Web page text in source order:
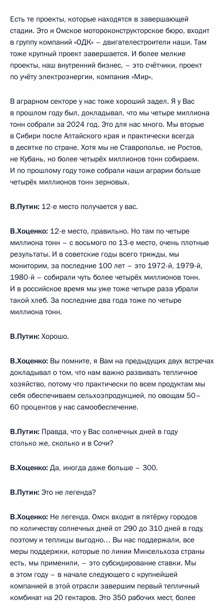
Есть те проекты, которые находятся в завершающей
стадии. Это и Омское мотороконструкторское бюро, входит
в группу компаний «ОДК» – двигателестроители наши. Там
тоже крупный проект завершается. И более мелкие
проекты, наш внутренний бизнес, – это счётчики, проект
по учёту электроэнергии, компания «Мир».
В аграрном секторе у нас тоже хороший задел. Я у Вас
в прошлом году был, докладывал, что мы четыре миллиона
тонн собрали за 2024 год. Это для нас много. Мы вторые
в Сибири после Алтайского края и практически всегда
в десятке по стране. Хотя мы не Ставрополье, не Ростов,
не Кубань, но более четырёх миллионов тонн собираем.
И по прошлому году тоже собрали наши аграрии больше
четырёх миллионов тонн зерновых.
В.Путин: 12-е место получается у вас.
В.Хоценко: 12-е место, правильно. Но там по четыре
миллиона тонн – с восьмого по 13-е место, очень плотные
результаты. И в советские годы всего трижды, мы
мониторим, за последние 100 лет – это 1972-й, 1979-й,
1980-й – собирали чуть более четырёх миллионов тонн.
И в российское время мы уже тоже четыре раза убрали
такой хлеб. За последние два года тоже по четыре
миллиона тонн.
В.Путин: Хорошо.
В.Хоценко: Вы помните, я Вам на предыдущих двух встречах
докладывал о том, что нам важно развивать тепличное
хозяйство, потому что практически по всем продуктам мы
себя обеспечиваем сельхозпродукцией, по овощам 50–
60 процентов у нас самообеспечение.
В.Путин: Правда, что у Вас солнечных дней в году
столько же, сколько и в Сочи?
В.Хоценко: Да, иногда даже больше – 300.
В.Путин: Это не легенда?
В.Хоценко: Не легенда. Омск входит в пятёрку городов
по количеству солнечных дней от 290 до 310 дней в году,
поэтому и теплицы выгодно… Вы нас поддержали, все
меры поддержки, которые по линии Минсельхоза страны
есть, мы применили, – это субсидирование ставки. Мы
в этом году – в начале следующего с крупнейшей
компанией в этой отрасли завершим первый тепличный
комбинат на 20 гектаров. Это 350 рабочих мест, более